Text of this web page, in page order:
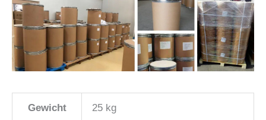
Gewicht 25 kg